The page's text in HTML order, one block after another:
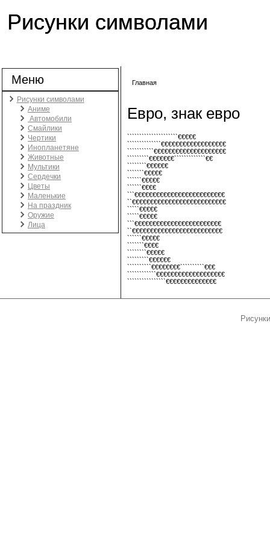
Рисунки символами
Меню
Рисунки символами
Аниме
Автомобили
Смайлики
Чертики
Инопланетяне
Животные
Мультики
Сердечки
Цветы
Маленькие
На праздник
Оружие
Лица
Главная
Евро, знак евро
`````````````````````€€€€€
``````````````€€€€€€€€€€€€€€€€€€
```````````€€€€€€€€€€€€€€€€€€€€
`````````€€€€€€€`````````````€€
````````€€€€€€
```````€€€€€
``````€€€€€
``````€€€€
```€€€€€€€€€€€€€€€€€€€€€€€€€
``€€€€€€€€€€€€€€€€€€€€€€€€€€
`````€€€€€
`````€€€€€
```€€€€€€€€€€€€€€€€€€€€€€€€
``€€€€€€€€€€€€€€€€€€€€€€€€€
``````€€€€€
```````€€€€
````````€€€€€
`````````€€€€€€
``````````€€€€€€€€``````````€€€
````````````€€€€€€€€€€€€€€€€€€€
````````````````€€€€€€€€€€€€€€